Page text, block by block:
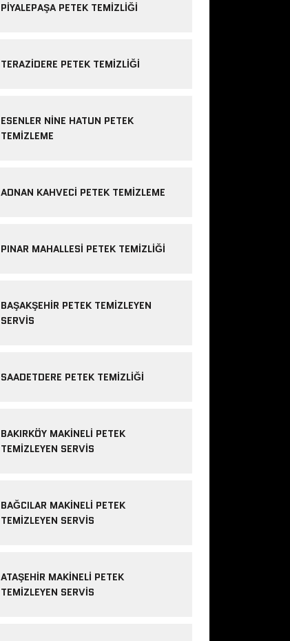
PIYALEPAŞA PETEK TEMIZLIĞI
TERAZIDERE PETEK TEMIZLIĞI
ESENLER NINE HATUN PETEK
TEMIZLEME
ADNAN KAHVECI PETEK TEMIZLEME
PINAR MAHALLESI PETEK TEMIZLIĞI
BAŞAKŞEHIR PETEK TEMIZLEYEN
SERVIS
SAADETDERE PETEK TEMIZLIĞI
BAKIRKÖY MAKINELI PETEK
TEMIZLEYEN SERVIS
BAĞCILAR MAKINELI PETEK
TEMIZLEYEN SERVIS
ATAŞEHIR MAKINELI PETEK
TEMIZLEYEN SERVIS